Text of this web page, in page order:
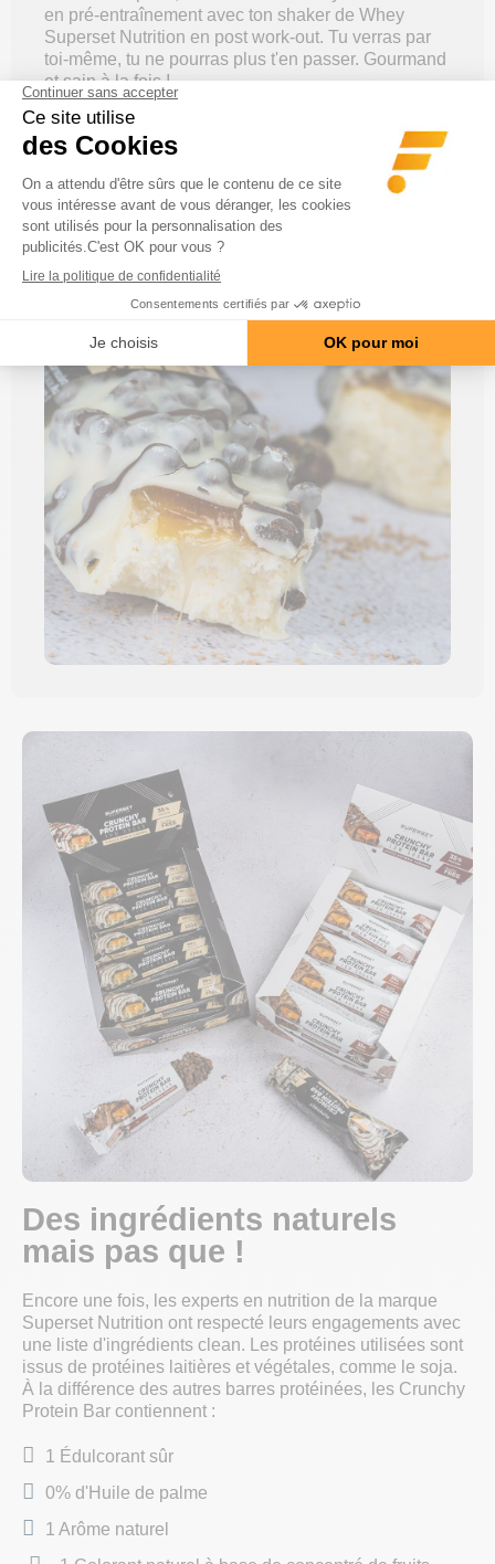
en pré-entraînement avec ton shaker de Whey
Superset Nutrition en post work-out. Tu verras par
toi-même, tu ne pourras plus t'en passer. Gourmand
et sain à la fois !
Disponible en 2 saveurs irrésistibles : Vanille
Choco Caramel et Choco Brownie Caramel.
*Contient un édulcorant et des sucres naturellement
présents.
Des ingrédients naturels
mais pas que !
Encore une fois, les experts en nutrition de la marque
Superset Nutrition ont respecté leurs engagements avec
une liste d'ingrédients clean. Les protéines utilisées sont
issus de protéines laitières et végétales, comme le soja.
À la différence des autres barres protéinées, les Crunchy
Protein Bar contiennent :
1 Édulcorant sûr
0% d'Huile de palme
1 Arôme naturel